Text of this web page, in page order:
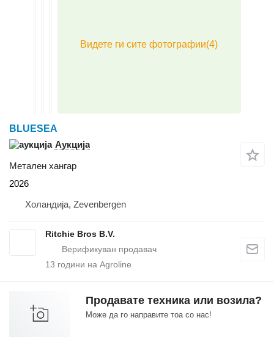
BLUESEA
Аукција
Метален хангар
2026
Холандија, Zevenbergen
Ritchie Bros B.V.
13 години на Agroline
Продавате техника или возила?
Може да го направите тоа со нас!